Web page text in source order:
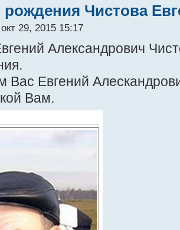
рождения Чистова
29, 2015 15:17
Александрович
Евгений
Вам.